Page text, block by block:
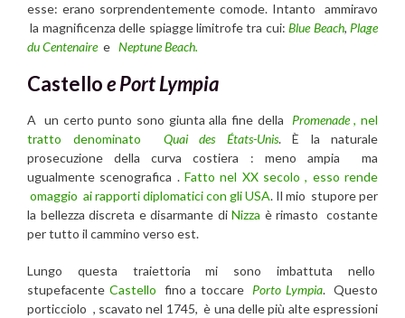
esse: erano sorprendentemente comode. Intanto ammiravo
la magnificenza delle spiagge limitrofe tra cui:Blue Beach, Plage
du Centenairee Neptune Beach.
Castelloe Port Lympia
A un certo punto sono giunta alla fine della Promenade, nel
tratto denominato Quai des États-Unis. È la naturale
prosecuzione della curva costiera : meno ampia ma
ugualmente scenografica . Fatto nel XX secolo , esso rende
omaggio ai rapporti diplomatici con gli USA. Il mio stupore per
la bellezza discreta e disarmante di Nizza è rimasto costante
per tutto il cammino verso est.
Lungo questa traiettoria mi sono imbattuta nello
stupefacente Castello fino a toccare Porto Lympia. Questo
porticciolo , scavato nel 1745, è una delle più alte espressioni